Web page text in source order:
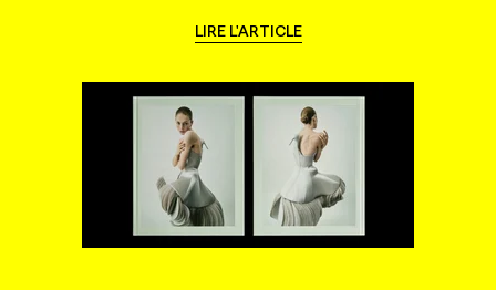
LIRE L'ARTICLE